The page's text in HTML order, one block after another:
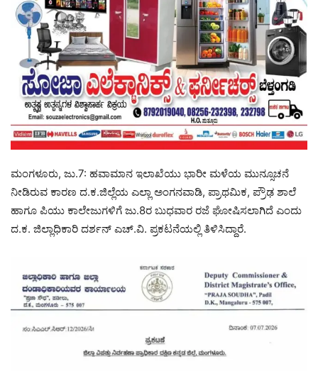
ಮಂಗಳೂರು, ಜು.7: ಹವಾಮಾನ ಇಲಾಖೆಯು ಭಾರೀ ಮಳೆಯ ಮುನ್ಸೂಚನೆ
ನೀಡಿರುವ ಕಾರಣ ದ.ಕ.ಜಿಲ್ಲೆಯ ಎಲ್ಲಾ ಅಂಗನವಾಡಿ, ಪ್ರಾಥಮಿಕ, ಪ್ರೌಢ ಶಾಲೆ
ಹಾಗೂ ಪಿಯು ಕಾಲೇಜುಗಳಿಗೆ ಜು.8ರ ಬುಧವಾರ ರಜೆ ಘೋಷಿಸಲಾಗಿದೆ ಎಂದು
ದ.ಕ. ಜಿಲ್ಲಾಧಿಕಾರಿ ದರ್ಶನ್ ಎಚ್.ವಿ. ಪ್ರಕಟನೆಯಲ್ಲಿ ತಿಳಿಸಿದ್ದಾರೆ.